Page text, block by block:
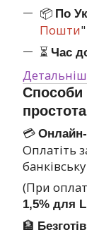
📦 По
Пошти
⏳ Час
Способи
💳
Оплатіть
(При
1,5% для
🏦